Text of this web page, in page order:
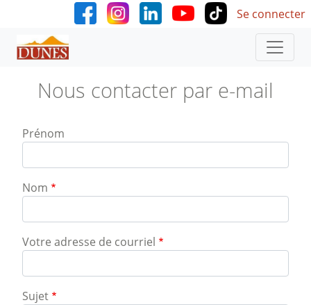
Aller au contenu principal User
Se connecter
Nous contacter par e-mail
Prénom
Nom
Votre adresse de courriel
Sujet